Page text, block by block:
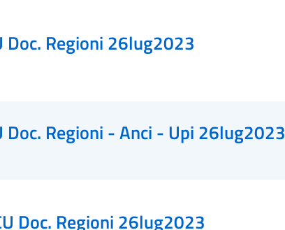
Doc. Regioni 26lug2023
Doc. Regioni - Anci - Upi 26lug2023
Doc. Regioni 26lug2023